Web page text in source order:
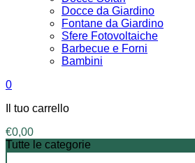
Docce da Giardino
Fontane da Giardino
Sfere Fotovoltaiche
Barbecue e Forni
Bambini
0
Il tuo carrello
€0,00
Tutte le categorie